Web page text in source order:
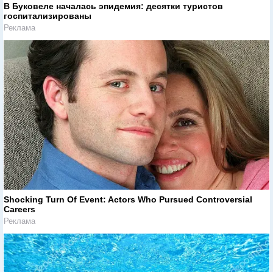
В Буковеле началась эпидемия: десятки туристов
госпитализированы
Реклама
Shocking Turn Of Event: Actors Who Pursued Controversial
Careers
Реклама